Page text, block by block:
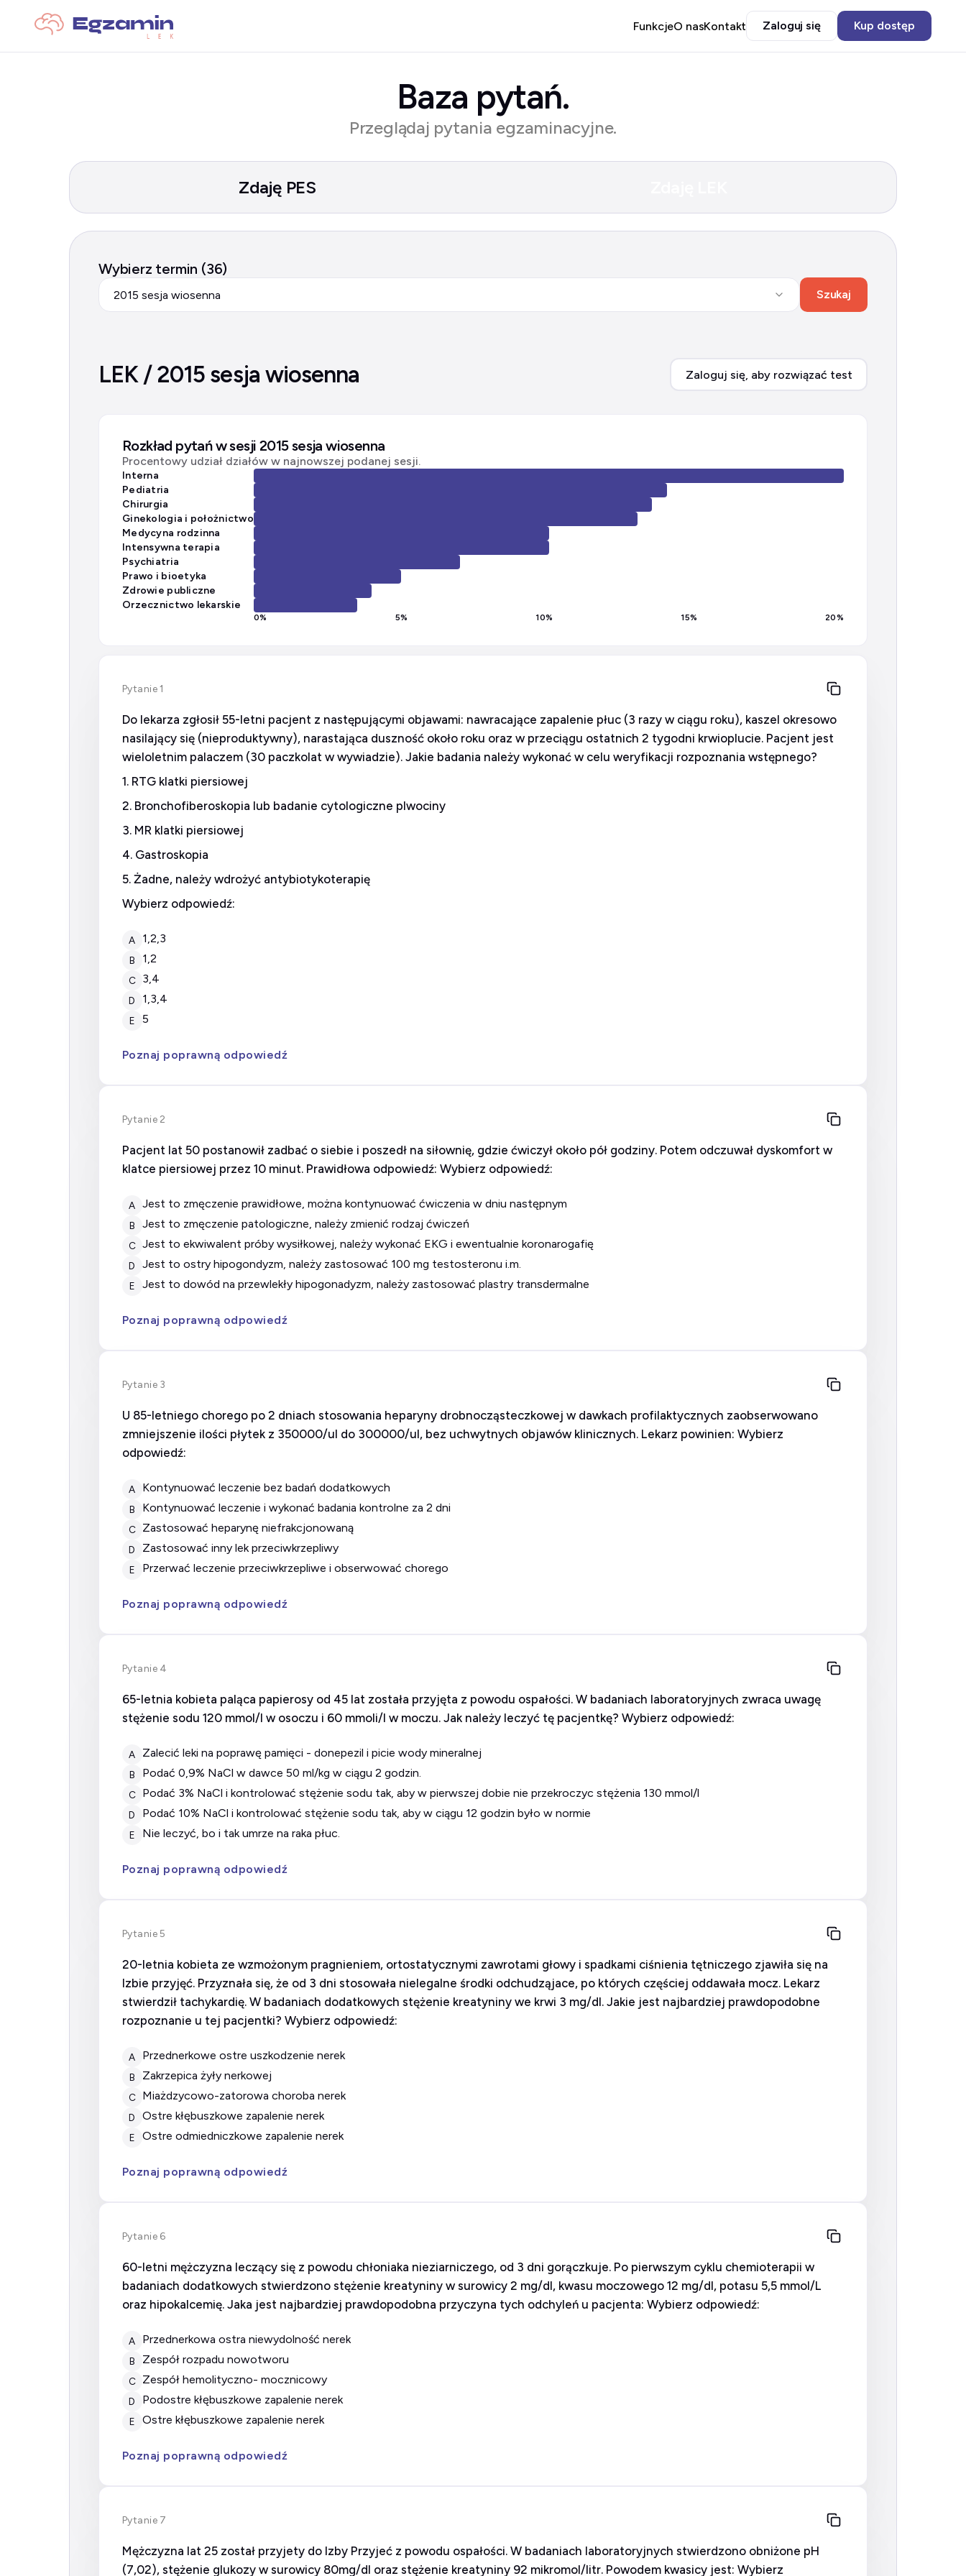
FunkcjeO nasKontakt Zaloguj się Kup dostęp
Baza pytań.
Przeglądaj pytania egzaminacyjne.
Zdaję PES
Wybierz termin (36)
2015 sesja wiosenna Szukaj
LEK / 2015 sesja wiosenna Zaloguj się, aby rozwiązać test
Rozkład pytań w sesji 2015 sesja wiosenna
Procentowy udział działów w najnowszej podanej sesji.
Interna
Pediatria
Chirurgia
Ginekologia i położnictwo
Medycyna rodzinna
Intensywna terapia
Psychiatria
Prawo i bioetyka
Zdrowie publiczne
Orzecznictwo lekarskie
0% 5% 10% 15% 20%
Pytanie 1
Do lekarza zgłosił 55-letni pacjent z następującymi objawami: nawracające zapalenie płuc (3 razy w ciągu roku), kaszel okresowo
nasilający się (nieproduktywny), narastająca duszność około roku oraz w przeciągu ostatnich 2 tygodni krwioplucie. Pacjent jest
wieloletnim palaczem (30 paczkolat w wywiadzie). Jakie badania należy wykonać w celu weryfikacji rozpoznania wstępnego?
1. RTG klatki piersiowej
2. Bronchofiberoskopia lub badanie cytologiczne plwociny
3. MR klatki piersiowej
4. Gastroskopia
5. Żadne, należy wdrożyć antybiotykoterapię
Wybierz odpowiedź:
A 1,2,3
B 1,2
C 3,4
D 1,3,4
E 5
Poznaj poprawną odpowiedź
Pytanie 2
Pacjent lat 50 postanowił zadbać o siebie i poszedł na siłownię, gdzie ćwiczył około pół godziny. Potem odczuwał dyskomfort w
klatce piersiowej przez 10 minut. Prawidłowa odpowiedź: Wybierz odpowiedź:
A jest to zmęczenie prawidłowe, można kontynuować ćwiczenia w dniu następnym
B jest to zmęczenie patologiczne, należy zmienić rodzaj ćwiczeń
C jest to ekwiwalent próby wysiłkowej, należy wykonać EKG i ewentualnie koronarogafię
D jest to ostry hipogondyzm, należy zastosować 100 mg testosteronu i.m.
E jest to dowód na przewlekły hipogonadyzm, należy zastosować plastry transdermalne
Poznaj poprawną odpowiedź
Pytanie 3
U 85-letniego chorego po 2 dniach stosowania heparyny drobnocząsteczkowej w dawkach profilaktycznych zaobserwowano
zmniejszenie ilości płytek z 350000/ul do 300000/ul, bez uchwytnych objawów klinicznych. Lekarz powinien: Wybierz
odpowiedź:
A kontynuować leczenie bez badań dodatkowych
B kontynuować leczenie i wykonać badania kontrolne za 2 dni
C zastosować heparynę niefrakcjonowaną
D zastosować inny lek przeciwkrzepliwy
E przerwać leczenie przeciwkrzepliwe i obserwować chorego
Poznaj poprawną odpowiedź
Pytanie 4
65-letnia kobieta paląca papierosy od 45 lat została przyjęta z powodu ospałości. W badaniach laboratoryjnych zwraca uwagę
stężenie sodu 120 mmol/l w osoczu i 60 mmoli/l w moczu. Jak należy leczyć tę pacjentkę? Wybierz odpowiedź:
A zalecić leki na poprawę pamięci - donepezil i picie wody mineralnej
B podać 0,9% NaCl w dawce 50 ml/kg w ciągu 2 godzin.
C podać 3% NaCl i kontrolować stężenie sodu tak, aby w pierwszej dobie nie przekroczyc stężenia 130 mmol/l
D podać 10% NaCl i kontrolować stężenie sodu tak, aby w ciągu 12 godzin było w normie
E nie leczyć, bo i tak umrze na raka płuc.
Poznaj poprawną odpowiedź
Pytanie 5
20-letnia kobieta ze wzmożonym pragnieniem, ortostatycznymi zawrotami głowy i spadkami ciśnienia tętniczego zjawiła się na
Izbie przyjęć. Przyznała się, że od 3 dni stosowała nielegalne środki odchudząjace, po których częściej oddawała mocz. Lekarz
stwierdził tachykardię. W badaniach dodatkowych stężenie kreatyniny we krwi 3 mg/dl. Jakie jest najbardziej prawdopodobne
rozpoznanie u tej pacjentki? Wybierz odpowiedź:
A przednerkowe ostre uszkodzenie nerek
B zakrzepica żyły nerkowej
C miażdzycowo-zatorowa choroba nerek
D ostre kłębuszkowe zapalenie nerek
E ostre odmiedniczkowe zapalenie nerek
Poznaj poprawną odpowiedź
Pytanie 6
60-letni mężczyzna leczący się z powodu chłoniaka nieziarniczego, od 3 dni gorączkuje. Po pierwszym cyklu chemioterapii w
badaniach dodatkowych stwierdzono stężenie kreatyniny w surowicy 2 mg/dl, kwasu moczowego 12 mg/dl, potasu 5,5 mmol/L
oraz hipokalcemię. Jaka jest najbardziej prawdopodobna przyczyna tych odchyleń u pacjenta: Wybierz odpowiedź:
A przednerkowa ostra niewydolność nerek
B zespół rozpadu nowotworu
C zespół hemolityczno- mocznicowy
D podostre kłębuszkowe zapalenie nerek
E ostre kłębuszkowe zapalenie nerek
Poznaj poprawną odpowiedź
Pytanie 7
Mężczyzna lat 25 został przyjety do Izby Przyjeć z powodu ospałości. W badaniach laboratoryjnych stwierdzono obniżone pH
(7,02), stężenie glukozy w surowicy 80mg/dl oraz stężenie kreatyniny 92 mikromol/litr. Powodem kwasicy jest: Wybierz